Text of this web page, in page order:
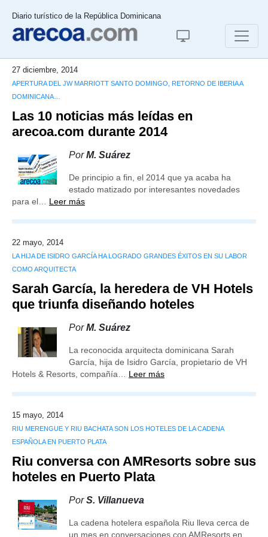
Diario turístico de la República Dominicana
27 diciembre, 2014
APERTURA DEL JW MARRIOTT SANTO DOMINGO, RETORNO DE IBERIA A
DOMINICANA…
Las 10 noticias más leídas en
arecoa.com durante 2014
PorM. Suárez
De principio a fin, el 2014 que ya acaba ha
estado matizado por interesantes novedades
para el… Leer más
22 mayo, 2014
LA HIJA DE ISIDRO GARCÍA HA LOGRADO GRANDES ÉXITOS EN SU LABOR
COMO ARQUITECTA
Sarah García, la heredera de VH Hotels
que triunfa diseñando hoteles
PorM. Suárez
La reconocida arquitecta dominicana Sarah
García, hija de Isidro García, propietario de VH
Hotels & Resorts, compañía… Leer más
15 mayo, 2014
RIU MERENGUE Y RIU BACHATA SON LOS HOTELES DE LA CADENA
ESPAÑOLA EN PUERTO PLATA
Riu conversa con AMResorts sobre sus
hoteles en Puerto Plata
PorS. Villanueva
La cadena hotelera española Riu lleva cerca de
un mes en conversaciones con AMResorts en